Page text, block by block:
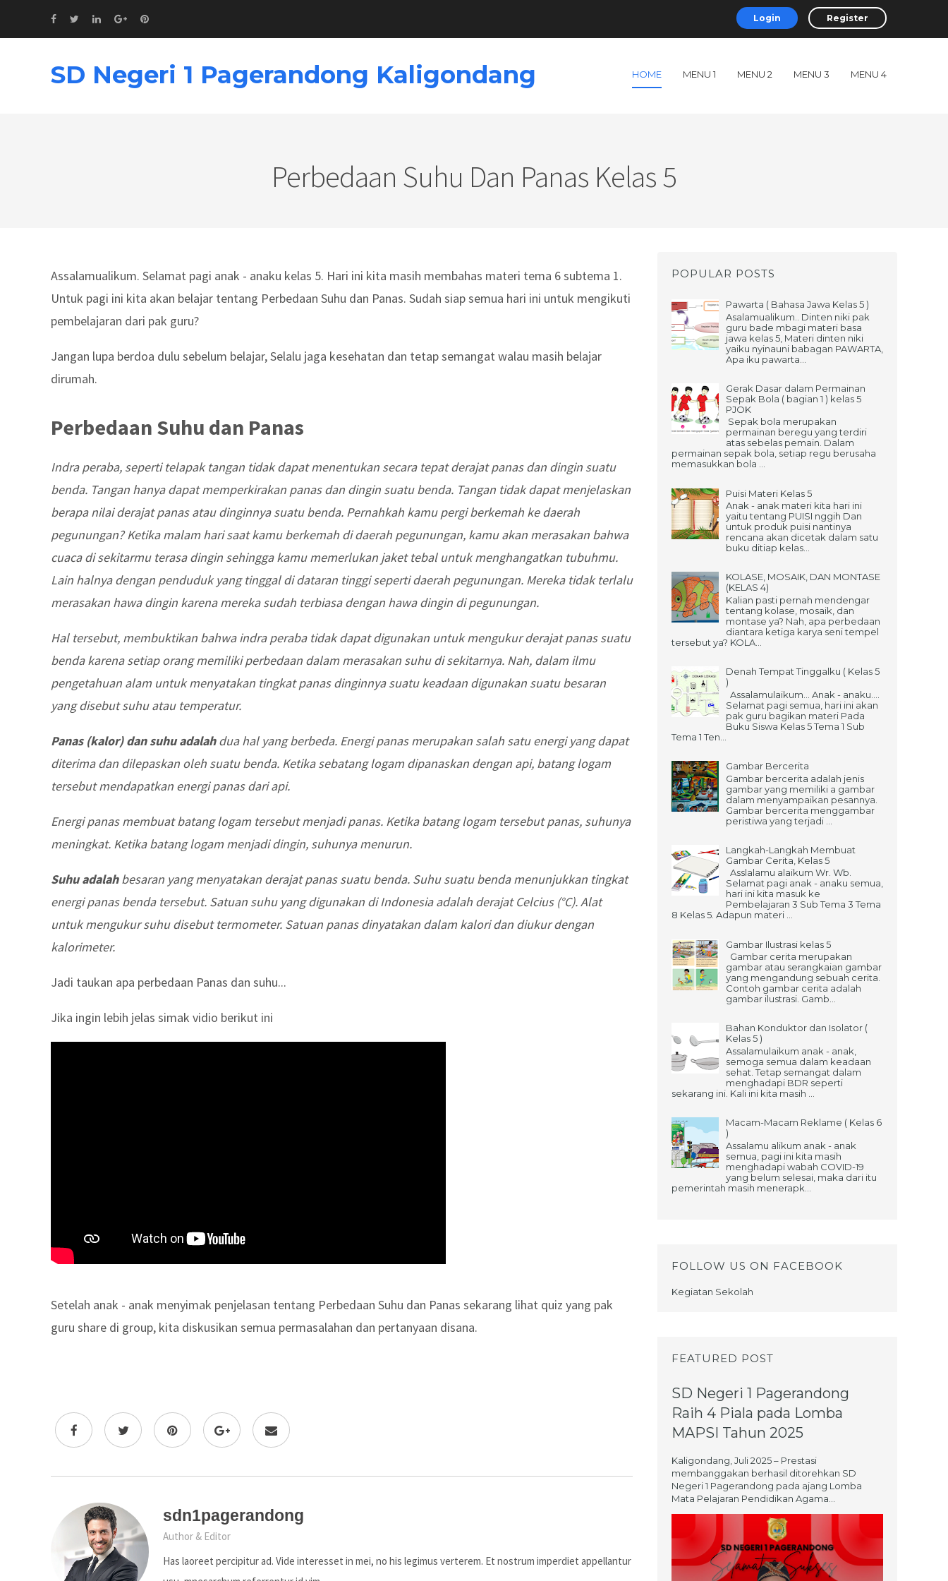
Login Register
SD Negeri 1 Pagerandong Kaligondang HOME MENU 1 MENU 2 MENU 3 MENU 4
Perbedaan Suhu Dan Panas Kelas 5
Assalamualikum. Selamat pagi anak - anaku kelas 5. Hari ini kita masih membahas materi tema 6 subtema 1.
Untuk pagi ini kita akan belajar tentang Perbedaan Suhu dan Panas. Sudah siap semua hari ini untuk mengikuti
pembelajaran dari pak guru?
Jangan lupa berdoa dulu sebelum belajar, Selalu jaga kesehatan dan tetap semangat walau masih belajar
dirumah.
Perbedaan Suhu dan Panas
Indra peraba, seperti telapak tangan tidak dapat menentukan secara tepat derajat panas dan dingin suatu
benda. Tangan hanya dapat memperkirakan panas dan dingin suatu benda. Tangan tidak dapat menjelaskan
berapa nilai derajat panas atau dinginnya suatu benda. Pernahkah kamu pergi berkemah ke daerah
pegunungan? Ketika malam hari saat kamu berkemah di daerah pegunungan, kamu akan merasakan bahwa
cuaca di sekitarmu terasa dingin sehingga kamu memerlukan jaket tebal untuk menghangatkan tubuhmu.
Lain halnya dengan penduduk yang tinggal di dataran tinggi seperti daerah pegunungan. Mereka tidak terlalu
merasakan hawa dingin karena mereka sudah terbiasa dengan hawa dingin di pegunungan.
Hal tersebut, membuktikan bahwa indra peraba tidak dapat digunakan untuk mengukur derajat panas suatu
benda karena setiap orang memiliki perbedaan dalam merasakan suhu di sekitarnya. Nah, dalam ilmu
pengetahuan alam untuk menyatakan tingkat panas dinginnya suatu keadaan digunakan suatu besaran
yang disebut suhu atau temperatur.
Panas (kalor) dan suhu adalahdua hal yang berbeda. Energi panas merupakan salah satu energi yang dapat
diterima dan dilepaskan oleh suatu benda. Ketika sebatang logam dipanaskan dengan api, batang logam
tersebut mendapatkan energi panas dari api.
Energi panas membuat batang logam tersebut menjadi panas. Ketika batang logam tersebut panas, suhunya
meningkat. Ketika batang logam menjadi dingin, suhunya menurun.
Suhu adalahbesaran yang menyatakan derajat panas suatu benda. Suhu suatu benda menunjukkan tingkat
energi panas benda tersebut. Satuan suhu yang digunakan di Indonesia adalah derajat Celcius (°C). Alat
untuk mengukur suhu disebut termometer. Satuan panas dinyatakan dalam kalori dan diukur dengan
kalorimeter.
Jadi taukan apa perbedaan Panas dan suhu...
Jika ingin lebih jelas simak vidio berikut ini
Setelah anak - anak menyimak penjelasan tentang Perbedaan Suhu dan Panas sekarang lihat quiz yang pak
guru share di group, kita diskusikan semua permasalahan dan pertanyaan disana.
sdn1pagerandong
Author & Editor
Has laoreet percipitur ad. Vide interesset in mei, no his legimus verterem. Et nostrum imperdiet appellantur
POPULAR POSTS
Pawarta ( Bahasa Jawa Kelas 5 )
Asalamualikum.. Dinten niki pak
guru bade mbagi materi basa
jawa kelas 5, Materi dinten niki
yaiku nyinauni babagan PAWARTA,
Apa iku pawarta...
Gerak Dasar dalam Permainan
Sepak Bola ( bagian 1 ) kelas 5
PJOK
Sepak bola merupakan
permainan beregu yang terdiri
atas sebelas pemain. Dalam
permainan sepak bola, setiap regu berusaha
memasukkan bola ...
Puisi Materi Kelas 5
Anak - anak materi kita hari ini
yaitu tentang PUISI nggih Dan
untuk produk puisi nantinya
rencana akan dicetak dalam satu
buku ditiap kelas...
KOLASE, MOSAIK, DAN MONTASE
(KELAS 4)
Kalian pasti pernah mendengar
tentang kolase, mosaik, dan
montase ya? Nah, apa perbedaan
diantara ketiga karya seni tempel
tersebut ya? KOLA...
Denah Tempat Tinggalku ( Kelas 5
)
Assalamulaikum... Anak - anaku....
Selamat pagi semua, hari ini akan
pak guru bagikan materi Pada
Buku Siswa Kelas 5 Tema 1 Sub
Tema 1 Ten...
Gambar Bercerita
Gambar bercerita adalah jenis
gambar yang memiliki a gambar
dalam menyampaikan pesannya.
Gambar bercerita menggambar
peristiwa yang terjadi ...
Langkah-Langkah Membuat
Gambar Cerita, Kelas 5
Asslalamu alaikum Wr. Wb.
Selamat pagi anak - anaku semua,
hari ini kita masuk ke
Pembelajaran 3 Sub Tema 3 Tema
8 Kelas 5. Adapun materi ...
Gambar Ilustrasi kelas 5
Gambar cerita merupakan
gambar atau serangkaian gambar
yang mengandung sebuah cerita.
Contoh gambar cerita adalah
gambar ilustrasi. Gamb...
Bahan Konduktor dan Isolator (
Kelas 5 )
Assalamulaikum anak - anak,
semoga semua dalam keadaan
sehat. Tetap semangat dalam
menghadapi BDR seperti
sekarang ini. Kali ini kita masih ...
Macam-Macam Reklame ( Kelas 6
)
Assalamu alikum anak - anak
semua, pagi ini kita masih
menghadapi wabah COVID-19
yang belum selesai, maka dari itu
pemerintah masih menerapk...
FOLLOW US ON FACEBOOK
Kegiatan Sekolah
FEATURED POST
SD Negeri 1 Pagerandong
Raih 4 Piala pada Lomba
MAPSI Tahun 2025
Kaligondang, Juli 2025 – Prestasi
membanggakan berhasil ditorehkan SD
Negeri 1 Pagerandong pada ajang Lomba
Mata Pelajaran Pendidikan Agama...